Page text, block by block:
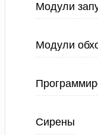
Модули
Модули
Сирены